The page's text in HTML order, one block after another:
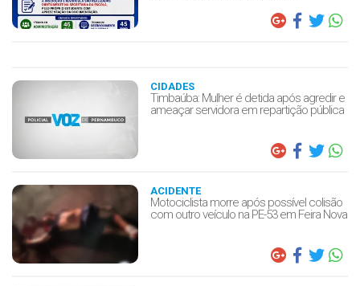
CIDADES
Timbaúba: Mulher é detida após agredir e
ameaçar servidora em repartição pública
ACIDENTE
Motociclista morre após possível colisão
com outro veículo na PE-53 em Feira Nova